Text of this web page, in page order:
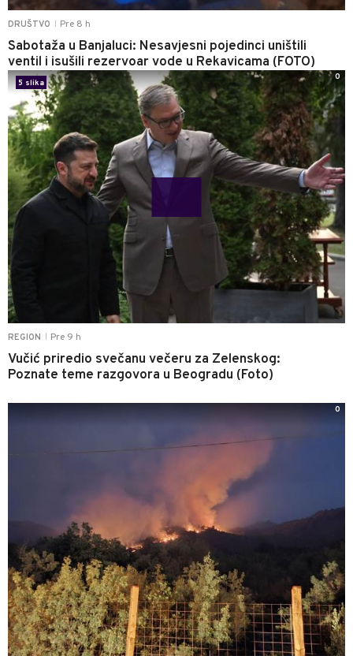
DRUŠTVO Pre 8 h
Sabotaža u Banjaluci: Nesavjesni pojedinci uništili
ventil i isušili rezervoar vode u Rekavicama (FOTO)
REGION Pre 9 h
Vučić priredio svečanu večeru za Zelenskog:
Poznate teme razgovora u Beogradu (Foto)
5 slika
0
0